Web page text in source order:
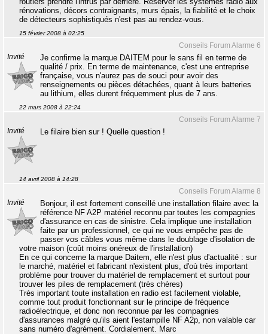
rénovations, décors contraignants, murs épais, la fiabilité et le choix
de détecteurs sophistiqués n'est pas au rendez-vous.
15 février 2008 à 02:25
Conseils Forum Alarme 6
Invité
Je confirme la marque DAITEM pour le sans fil en terme de
qualité / prix. En terme de maintenance, c'est une entreprise
française, vous n'aurez pas de souci pour avoir des
renseignements ou pièces détachées, quant à leurs batteries
au lithium, elles durent fréquemment plus de 7 ans.
22 mars 2008 à 22:24
Conseils Forum Alarme 7
Invité Le filaire bien sur ! Quelle question !
14 avril 2008 à 14:28
Conseils Forum Alarme 8
Invité
Bonjour, il est fortement conseillé une installation filaire avec la
référence NF A2P matériel reconnu par toutes les compagnies
d'assurance en cas de sinistre. Cela implique une installation
faite par un professionnel, ce qui ne vous empêche pas de
passer vos câbles vous même dans le doublage d'isolation de
votre maison (coût moins onéreux de l'installation)
En ce qui concerne la marque Daitem, elle n'est plus d'actualité : sur
le marché, matériel et fabricant n'existent plus, d'où très important
problème pour trouver du matériel de remplacement et surtout pour
trouver les piles de remplacement (très chères)
Très important toute installation en radio est facilement violable,
comme tout produit fonctionnant sur le principe de fréquence
radioélectrique, et donc non reconnue par les compagnies
d'assurances malgré qu'ils aient l'estampille NF A2p, non valable car
sans numéro d'agrément. Cordialement. Marc